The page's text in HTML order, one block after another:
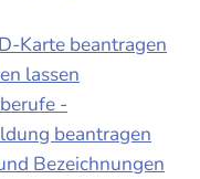
Karte beantragen
lassen
-
beantragen
Bezeichnungen